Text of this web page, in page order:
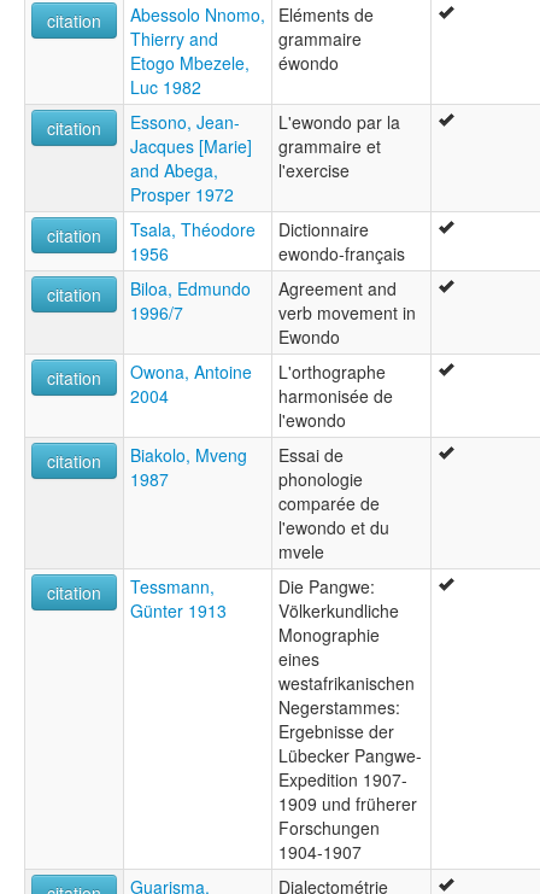
citation
Abessolo Nnomo,
Thierry and
Etogo Mbezele,
Luc 1982
Eléments de
grammaire
éwondo
citation
Essono, Jean-
Jacques [Marie]
and Abega,
Prosper 1972
L'ewondo par la
grammaire et
l'exercise
citation
Tsala, Théodore
1956
Dictionnaire
ewondo-français
citation
Biloa, Edmundo
1996/7
Agreement and
verb movement in
Ewondo
citation
Owona, Antoine
2004
L'orthographe
harmonisée de
l'ewondo
citation
Biakolo, Mveng
1987
Essai de
phonologie
comparée de
l'ewondo et du
mvele
citation
Tessmann,
Günter 1913
Die Pangwe:
Völkerkundliche
Monographie
eines
westafrikanischen
Negerstammes:
Ergebnisse der
Lübecker Pangwe-
Expedition 1907-
1909 und früherer
Forschungen
1904-1907
Guarisma,
Dialectométrie